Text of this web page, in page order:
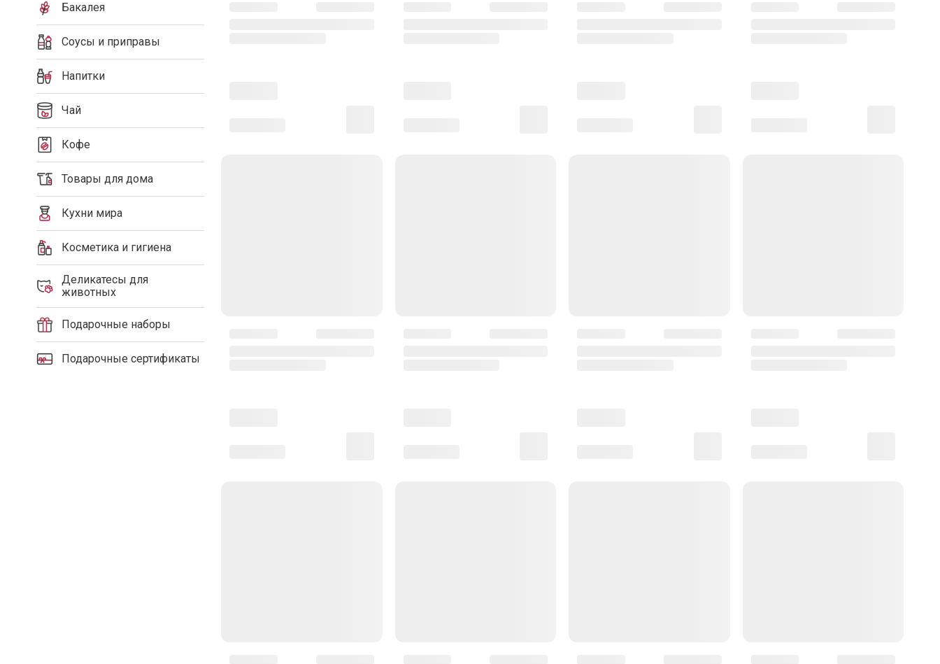
Бакалея
Соусы и приправы
Напитки
Чай
Кофе
Товары для дома
Кухни мира
Косметика и гигиена
Деликатесы для
животных
Подарочные наборы
Подарочные сертификаты